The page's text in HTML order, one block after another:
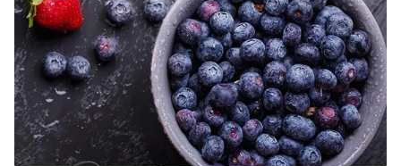
THỜI BÁO VTV
Theo dõi báo trên
Cơ quan chủ quản:Đài Truyền hình Việt Nam